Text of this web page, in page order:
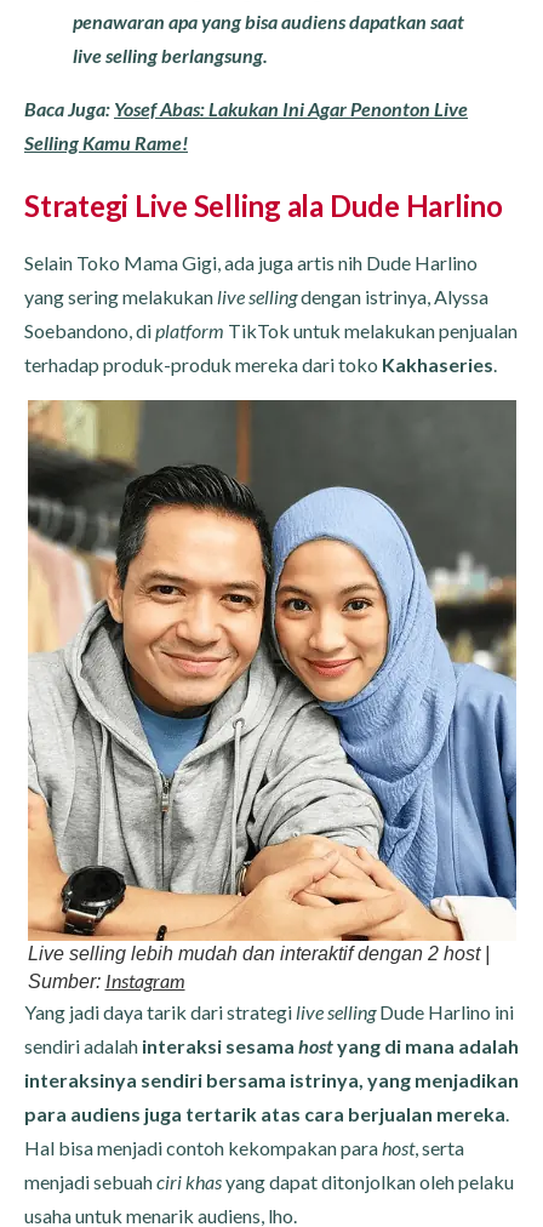
penawaran apa yang bisa audiens dapatkan saat
live selling berlangsung.
Baca Juga: Yosef Abas: Lakukan Ini Agar Penonton Live
Selling Kamu Rame!
Strategi Live Selling ala Dude Harlino
Selain Toko Mama Gigi, ada juga artis nih Dude Harlino
yang sering melakukan live sellingdengan istrinya, Alyssa
Soebandono, diplatform TikTok untuk melakukan penjualan
terhadap produk-produk mereka dari toko Kakhaseries.
Live selling lebih mudah dan interaktif dengan 2 host |
Sumber: Instagram
Yang jadi daya tarik dari strategi live sellingDude Harlino ini
sendiri adalah interaksi sesama hostyang di mana adalah
interaksinya sendiri bersama istrinya, yang menjadikan
para audiens juga tertarik atas cara berjualan mereka
Hal bisa menjadi contoh kekompakan para host, serta
menjadi sebuahciri khasyang dapat ditonjolkan oleh pelaku
usaha untuk menarik audiens, lho.